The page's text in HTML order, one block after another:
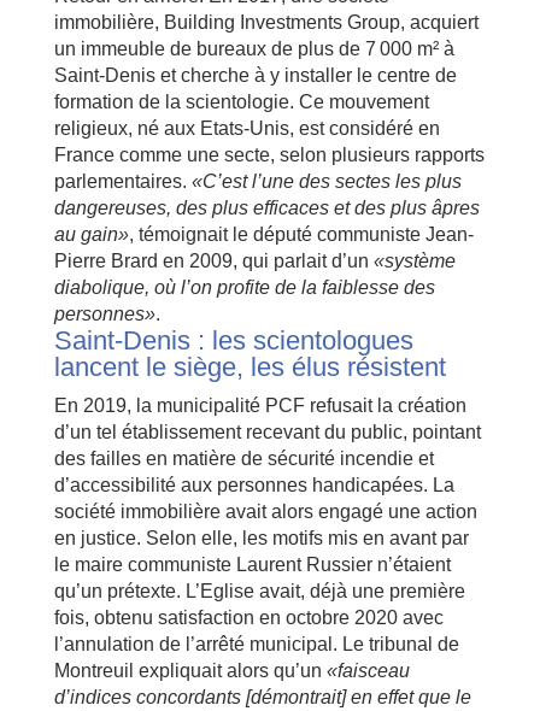
immobilière, Building Investments Group, acquiert
un immeuble de bureaux de plus de 7 000 m² à
Saint-Denis et cherche à y installer le centre de
formation de la scientologie. Ce mouvement
religieux, né aux Etats-Unis, est considéré en
France comme une secte, selon plusieurs rapports
parlementaires. «C’est l’une des sectes les plus
dangereuses, des plus efficaces et des plus âpres
au gain», témoignait le député communiste Jean-
Pierre Brard en 2009, qui parlait d’un «système
diabolique, où l’on profite de la faiblesse des
personnes».
Saint-Denis : les scientologues
lancent le siège, les élus résistent
En 2019, la municipalité PCF refusait la création
d’un tel établissement recevant du public, pointant
des failles en matière de sécurité incendie et
d’accessibilité aux personnes handicapées. La
société immobilière avait alors engagé une action
en justice. Selon elle, les motifs mis en avant par
le maire communiste Laurent Russier n’étaient
qu’un prétexte. L’Eglise avait, déjà une première
fois, obtenu satisfaction en octobre 2020 avec
l’annulation de l’arrêté municipal. Le tribunal de
Montreuil expliquait alors qu’un «faisceau
d’indices concordants [démontrait] en effet que le